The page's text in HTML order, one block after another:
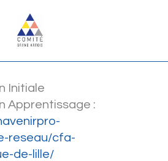
Initiale
Apprentissage :
reseau/cfa-
de-lille/